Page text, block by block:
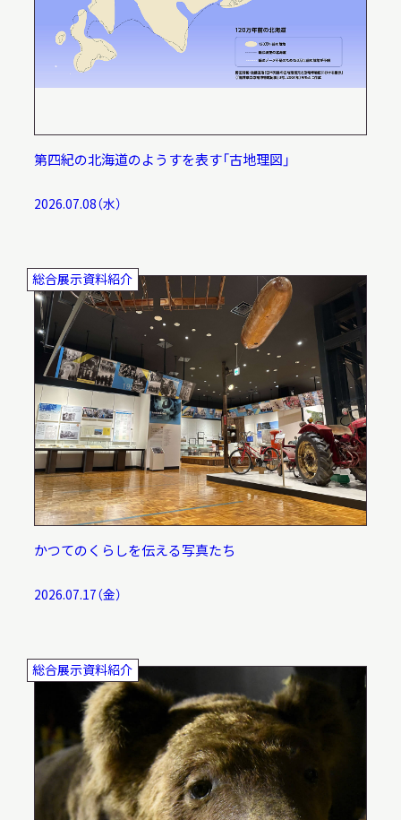
第四紀の北海道のようすを表す「古地理図」
2026.07.08（水）
総合展示資料紹介
かつてのくらしを伝える写真たち
2026.07.17（金）
総合展示資料紹介